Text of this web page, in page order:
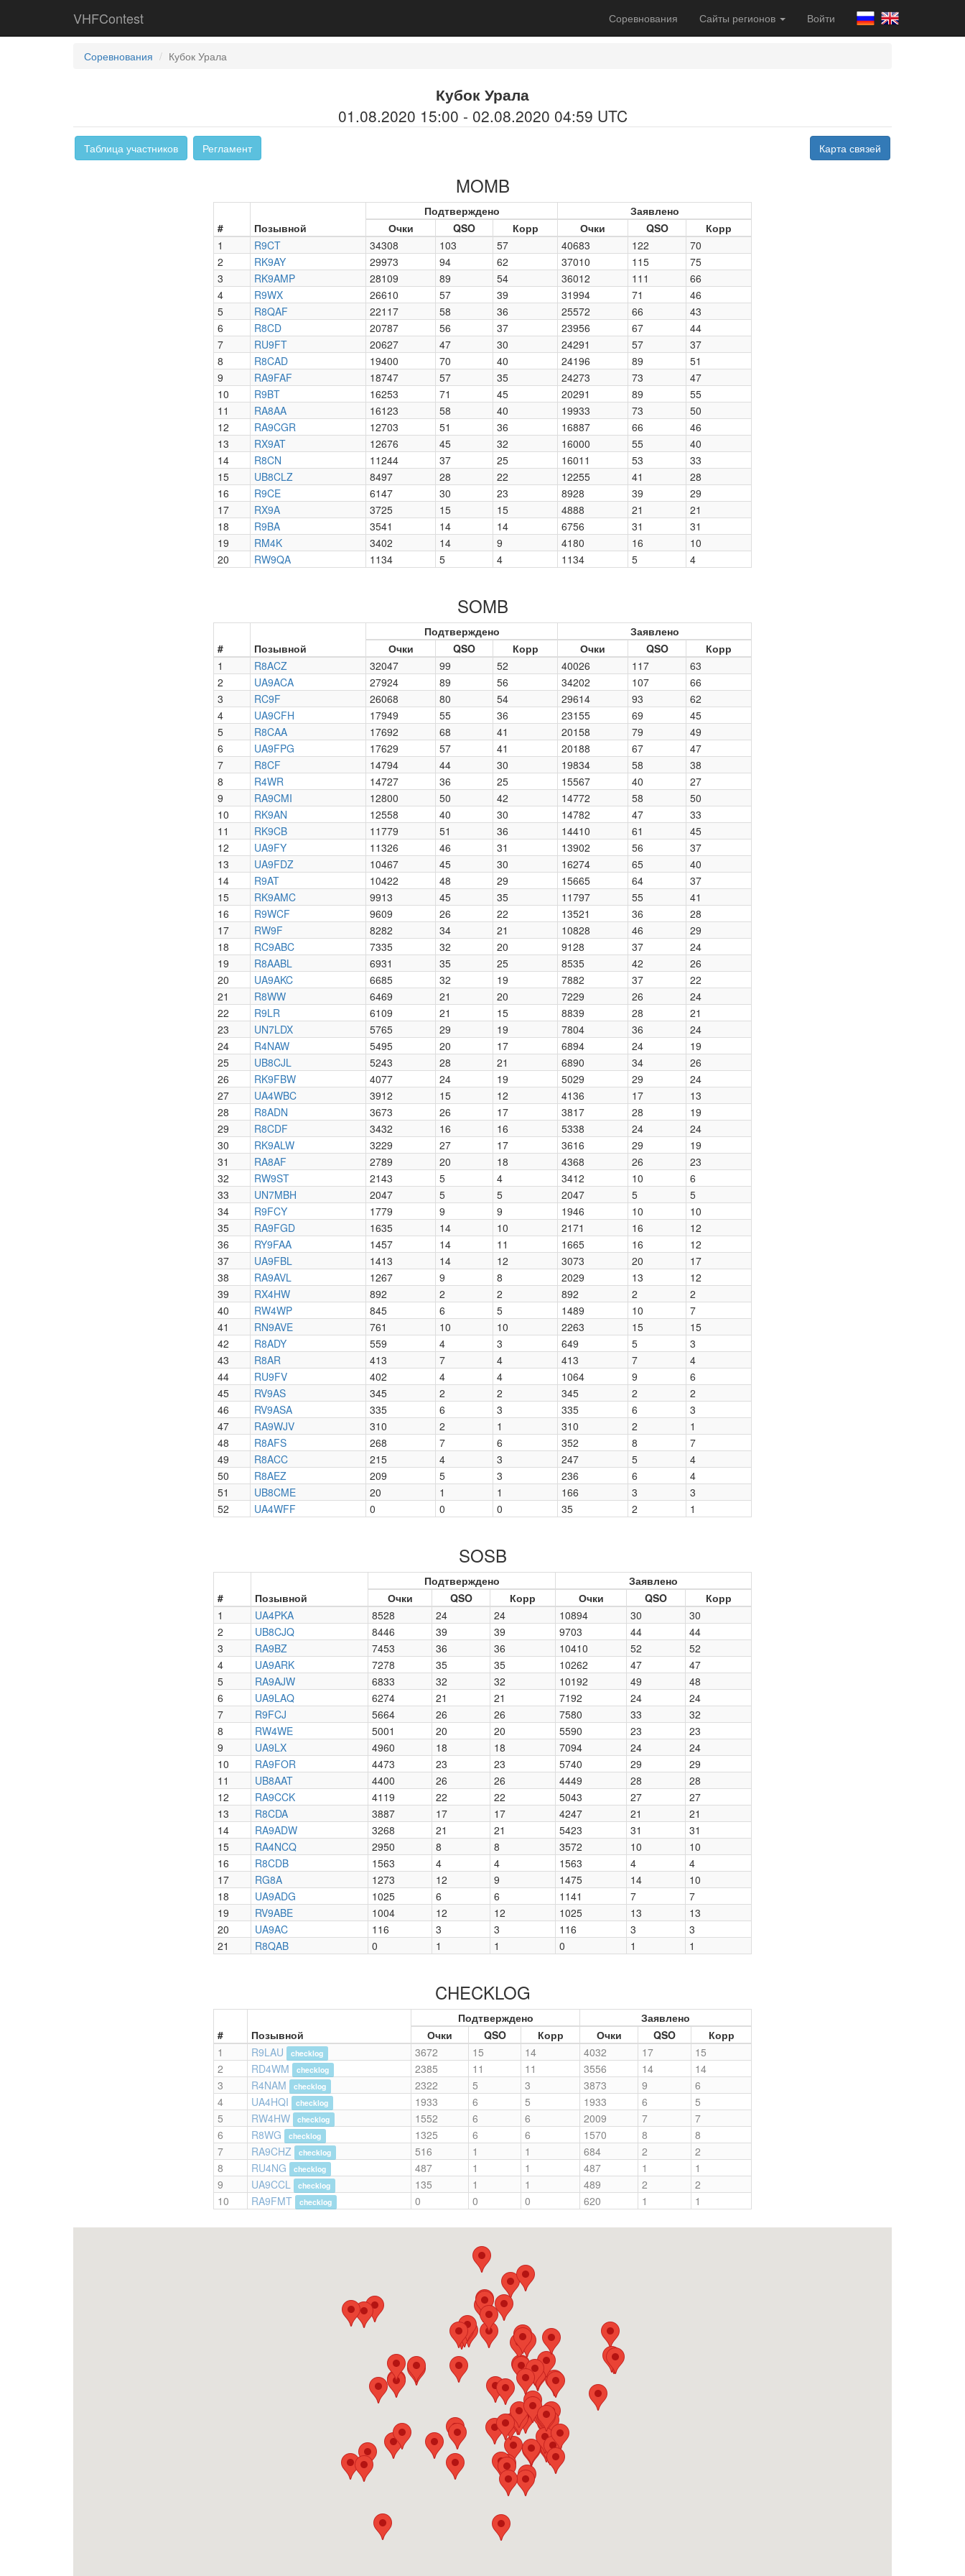
VHFContest Соревнования Сайты регионов Войти
Соревнования Кубок Урала
Кубок Урала
01.08.2020 15:00 - 02.08.2020 04:59 UTC
Таблица участников Регламент Карта связей
MOMB
# Позывной
Подтверждено
Заявлено
Очки
QSO Корр Очки QSO
Корр
1
R9CT 34308 103 57 40683 122
70
2
RK9AY 29973 94 62 37010 115
75
3
RK9AMP 28109 89 54 36012 111
66
4
R9WX 26610 57 39 31994 71
46
5
R8QAF 22117 58 36 25572 66
43
6
R8CD 20787 56 37 23956 67
44
7
RU9FT 20627 47 30 24291 57
37
8
R8CAD 19400 70 40 24196 89
51
9
RA9FAF 18747 57 35 24273 73
47
10
R9BT 16253 71 45 20291 89
55
11
RA8AA 16123 58 40 19933 73
50
12
RA9CGR 12703 51 36 16887 66
46
13
RX9AT 12676 45 32 16000 55
40
14
R8CN 11244 37 25 16011 53
33
15
UB8CLZ 8497 28 22 12255 41
28
16
R9CE 6147 30 23 8928 39
29
17
RX9A 3725 15 15 4888 21
21
18
R9BA 3541 14 14 6756 31
31
19
RM4K 3402 14 9 4180 16
10
20
RW9QA 1134 5 4 1134 5 4
SOMB
# Позывной
Подтверждено
Заявлено
Очки
QSO Корр Очки QSO
Корр
1
R8ACZ 32047 99 52 40026 117
63
2
UA9ACA 27924 89 56 34202 107
66
3
RC9F 26068 80 54 29614 93
62
4
UA9CFH 17949 55 36 23155 69
45
5
R8CAA 17692 68 41 20158 79
49
6
UA9FPG 17629 57 41 20188 67
47
7
R8CF 14794 44 30 19834 58
38
8
R4WR 14727 36 25 15567 40
27
9
RA9CMI 12800 50 42 14772 58
50
10
RK9AN 12558 40 30 14782 47
33
11
RK9CB 11779 51 36 14410 61
45
12
UA9FY 11326 46 31 13902 56
37
13
UA9FDZ 10467 45 30 16274 65
40
14
R9AT 10422 48 29 15665 64
37
15
RK9AMC 9913 45 35 11797 55
41
16
R9WCF 9609 26 22 13521 36
28
17
RW9F 8282 34 21 10828 46
29
18
RC9ABC 7335 32 20 9128 37
24
19
R8AABL 6931 35 25 8535 42
26
20
UA9AKC 6685 32 19 7882 37
22
21
R8WW 6469 21 20 7229 26
24
22
R9LR 6109 21 15 8839 28
21
23
UN7LDX 5765 29 19 7804 36
24
24
R4NAW 5495 20 17 6894 24
19
25
UB8CJL 5243 28 21 6890 34
26
26
RK9FBW 4077 24 19 5029 29
24
27
UA4WBC 3912 15 12 4136 17
13
28
R8ADN 3673 26 17 3817 28
19
29
R8CDF 3432 16 16 5338 24
24
30
RK9ALW 3229 27 17 3616 29
19
31
RA8AF 2789 20 18 4368 26
23
32
RW9ST 2143 5 4 3412 10
6
33
UN7MBH 2047 5 5 2047 5
5
34
R9FCY 1779 9 9 1946 10
10
35
RA9FGD 1635 14 10 2171 16
12
36
RY9FAA 1457 14 11 1665 16
12
37
UA9FBL 1413 14 12 3073 20
17
38
RA9AVL 1267 9 8 2029 13
12
39
RX4HW 892 2 2 892 2
2
40
RW4WP 845 6 5 1489 10
7
41
RN9AVE 761 10 10 2263 15
15
42
R8ADY 559 4 3 649 5
3
43
R8AR 413 7 4 413 7
4
44
RU9FV 402 4 4 1064 9
6
45
RV9AS 345 2 2 345 2
2
46
RV9ASA 335 6 3 335 6
3
47
RA9WJV 310 2 1 310 2
1
48
R8AFS 268 7 6 352 8
7
49
R8ACC 215 4 3 247 5
4
50
R8AEZ 209 5 3 236 6
4
51
UB8CME 20 1 1 166 3
3
52
UA4WFF 0 0 0 35 2 1
SOSB
# Позывной
Подтверждено
Заявлено
Очки
QSO Корр Очки QSO
Корр
1
UA4PKA 8528 24 24 10894 30
30
2
UB8CJQ 8446 39 39 9703 44
44
3
RA9BZ 7453 36 36 10410 52
52
4
UA9ARK 7278 35 35 10262 47
47
5
RA9AJW 6833 32 32 10192 49
48
6
UA9LAQ 6274 21 21 7192 24
24
7
R9FCJ 5664 26 26 7580 33
32
8
RW4WE 5001 20 20 5590 23
23
9
UA9LX 4960 18 18 7094 24
24
10
RA9FOR 4473 23 23 5740 29
29
11
UB8AAT 4400 26 26 4449 28
28
12
RA9CCK 4119 22 22 5043 27
27
13
R8CDA 3887 17 17 4247 21
21
14
RA9ADW 3268 21 21 5423 31
31
15
RA4NCQ 2950 8 8 3572 10
10
16
R8CDB 1563 4 4 1563 4
4
17
RG8A 1273 12 9 1475 14
10
18
UA9ADG 1025 6 6 1141 7
7
19
RV9ABE 1004 12 12 1025 13
13
20
UA9AC 116 3 3 116 3
3
21
R8QAB 0 1 1 0 1 1
CHECKLOG
# Позывной
Подтверждено
Заявлено
Очки
QSO Корр Очки QSO
Корр
1
R9LAU checklog 3672 15 14 4032 17
15
2
RD4WM checklog 2385 11 11 3556 14
14
3
R4NAM checklog 2322 5 3 3873 9
6
4
UA4HQI checklog 1933 6 5 1933 6
5
5
RW4HW checklog 1552 6 6 2009 7
7
6
R8WG checklog 1325 6 6 1570 8
8
7
RA9CHZ checklog 516 1 1 684 2
2
8
RU4NG checklog 487 1 1 487 1
1
9
UA9CCL checklog 135 1 1 489 2
2
10
RA9FMT checklog 0 0 0 620 1 1